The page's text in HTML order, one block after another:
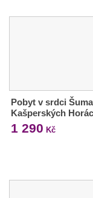
Pobyt v srdci
Kašperských
1 290 Kč